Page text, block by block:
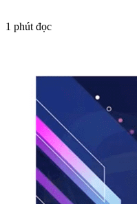
1 phút đọc